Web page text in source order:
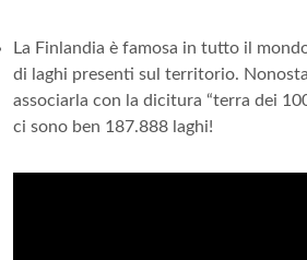
La Finlandia è famosa in tutto il
di laghi presenti sul territorio.
associarla con la dicitura “terra dei
ci sono ben 187.888 laghi!